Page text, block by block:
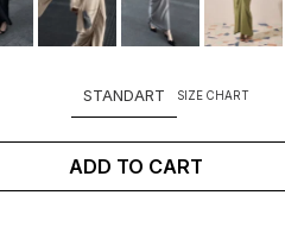
STANDART SIZE CHART
ADD TO CART